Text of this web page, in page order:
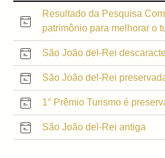
Resultado da Pesquisa
patrimônio para melhorar o
São João del-Rei
São João del-Rei
1° Prêmio Turismo é
São João del-Rei antiga